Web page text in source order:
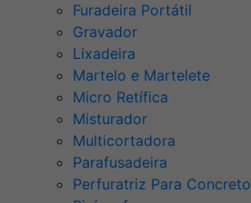
Furadeira Portátil
Gravador
Lixadeira
Martelo e Martelete
Micro Retífica
Misturador
Multicortadora
Parafusadeira
Perfuratriz Para Concreto